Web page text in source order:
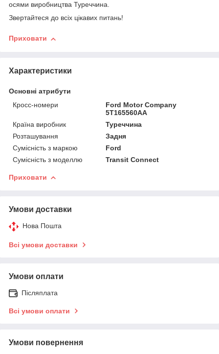
осями виробництва Туреччина.
Звертайтеся до всіх цікавих питань!
Приховати
Характеристики
Основні атрибути
Кросс-номери
Ford Motor Company
5T165560AA
Країна виробник
Туреччина
Розташування
Задня
Сумісність з маркою
Ford
Сумісність з моделлю
Transit Connect
Приховати
Умови доставки
Нова Пошта
Всі умови доставки
Умови оплати
Післяплата
Всі умови оплати
Умови повернення